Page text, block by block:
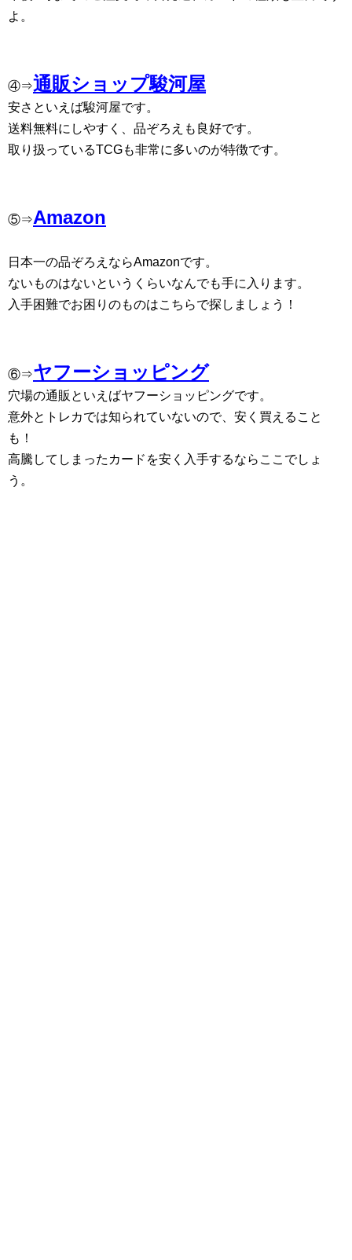
よ。
④⇒通販ショップ駿河屋
安さといえば駿河屋です。
送料無料にしやすく、品ぞろえも良好です。
取り扱っているTCGも非常に多いのが特徴です。
⑤⇒Amazon
日本一の品ぞろえならAmazonです。
ないものはないというくらいなんでも手に入ります。
入手困難でお困りのものはこちらで探しましょう！
⑥⇒ヤフーショッピング
穴場の通販といえばヤフーショッピングです。
意外とトレカでは知られていないので、安く買えること
も！
高騰してしまったカードを安く入手するならここでしょ
う。